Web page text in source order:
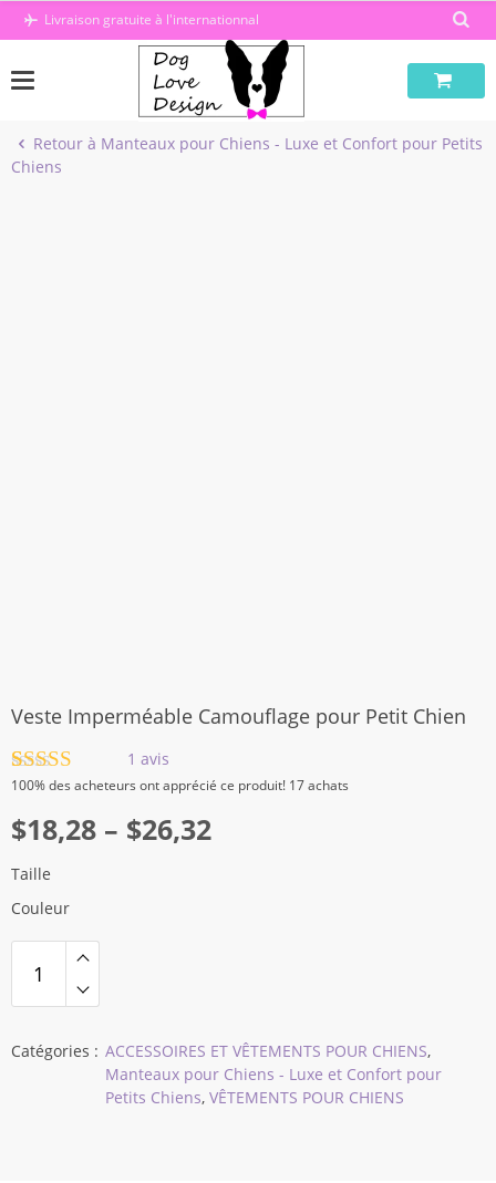
PasserLivraison gratuite à l'internationnal
Retour à Manteaux pour Chiens - Luxe et Confort pour Petits
Chiens
Veste Imperméable Camouflage pour Petit Chien
Noté5.00
sur
1
notation
client
1 avis
100%des acheteurs ont apprécié ce produit! 17 achats
$18,28 – $26,32
Plage
de
prix :
$26,32
Taille
Couleur
Catégories : ACCESSOIRES ET VÊTEMENTS POUR CHIENS,
Manteaux pour Chiens - Luxe et Confort pour
Petits Chiens, VÊTEMENTS POUR CHIENS